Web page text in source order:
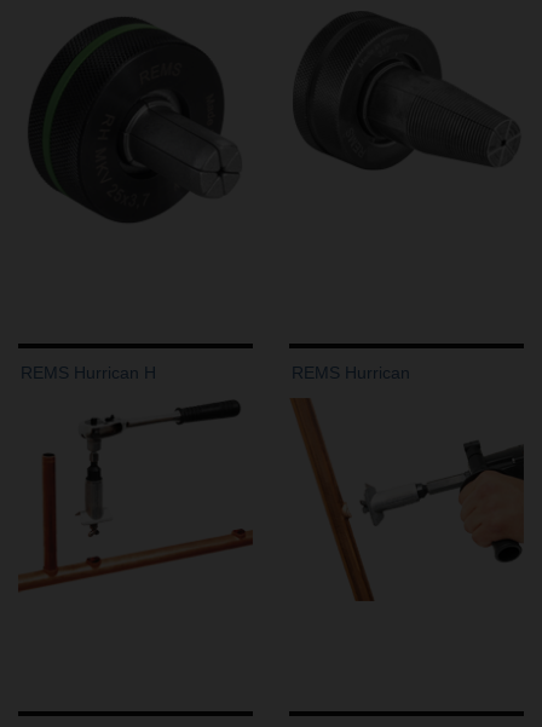
REMS Hurrican H REMS Hurrican